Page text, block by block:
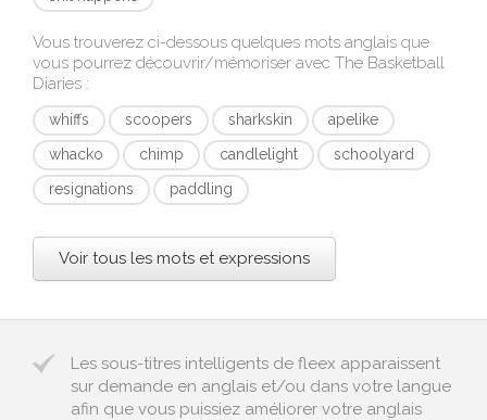
Vous trouverez ci-dessous quelques mots anglais que
vous pourrez découvrir/mémoriser avec The Basketball
Diaries :
whiffs scoopers sharkskin
apelike
whacko
chimp candlelight
schoolyard
resignations
paddling
Voir tous les mots et expressions
Les sous-titres intelligents de fleex apparaissent
sur demande en anglais et/ou dans votre langue
afin que vous puissiez améliorer votre anglais